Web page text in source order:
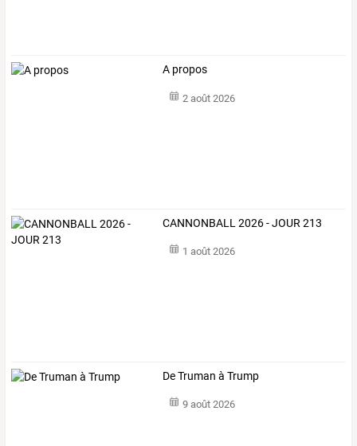
A propos
2 août 2026
CANNONBALL 2026 - JOUR 213
1 août 2026
De Truman à Trump
9 août 2026